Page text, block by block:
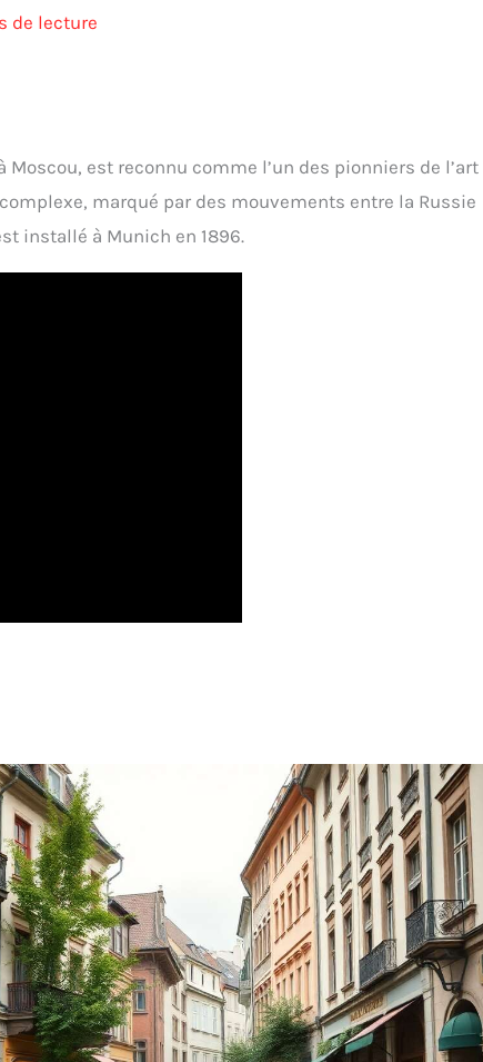
de lecture
est reconnu comme l’un des pionniers de l’art
marqué par des mouvements entre la Russie
installé à Munich en 1896.